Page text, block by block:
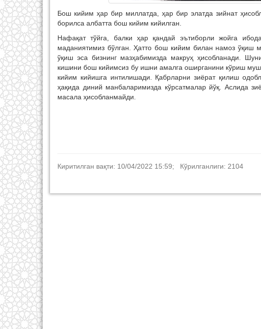
Бош кийим ҳар бир миллатда, ҳар бир элатда зийнат
борилса албатта бош кийим кийилган.
Нафақат тўйга, балки ҳар қандай эътиборли жойга
маданиятимиз бўлган. Ҳатто бош кийим билан намоз ўқиш
ўқиш эса бизнинг мазҳабимизда макруҳ ҳисобланади.
кишини бош кийимсиз бу ишни амалга оширганини кўриш
кийим кийишга интилишади. Қабрларни зиёрат қилиш
ҳақида диний манбаларимизда кўрсатмалар йўқ. Аслида
масала ҳисобланмайди.
Киритилган вақти: 10/04/2022 15:59; Кўрилганлиги: 2104